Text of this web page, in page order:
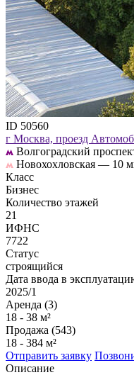
ID 50560
г Москва, проезд
Волгоградский
Новохохловская — 10
Класс
Бизнес
Количество этажей
21
ИФНС
7722
Статус
строящийся
Дата ввода в
2025/1
Аренда (3)
18 - 38 м²
Продажа (543)
18 - 384 м²
Отправить заявку
Описание